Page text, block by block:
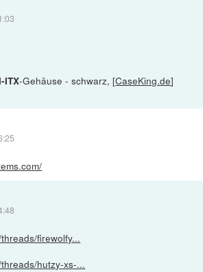
ITX-Gehäuse - schwarz, [CaseKing.de]
firewolfy...
hutzy-xs-...